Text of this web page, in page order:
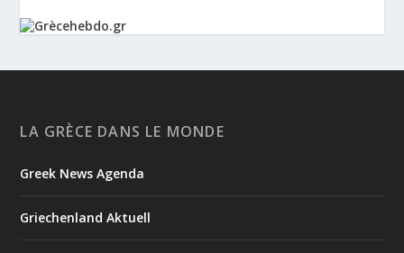
Ελλάδας σε διεθνείς δράσεις, που ενισχύουν την
εξωστρέφεια, τις συνεργασίες και τις νέες επιχειρηματικές
GAMESCOM | 26–30 Αυγούστου| Κολωνία
Ριάντ
LA GRÈCE DANS LE MONDE
Greek News Agenda
Griechenland Aktuell